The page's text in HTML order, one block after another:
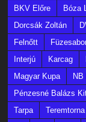
BKV Előre Bóza
Dorcsák Zoltán
Felnőtt
Interjú
Karcag
Magyar Kupa
NB
Pénzesné Balázs
Tarpa
Teremtorna